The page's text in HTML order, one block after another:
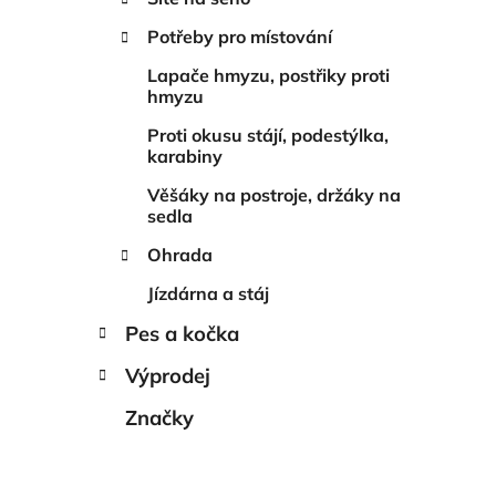
Potřeby pro místování
Lapače hmyzu, postřiky proti
hmyzu
Proti okusu stájí, podestýlka,
karabiny
Věšáky na postroje, držáky na
sedla
Ohrada
Jízdárna a stáj
Pes a kočka
Výprodej
Značky